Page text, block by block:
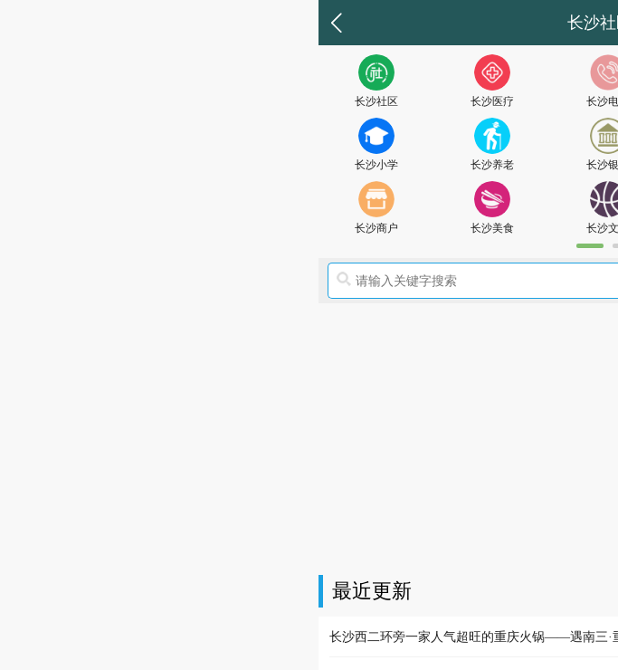
长沙
长沙社区 长沙医疗 长沙
长沙小学 长沙养老 长沙
长沙商户 长沙美食 长沙
最近更新
长沙西二环旁一家人气超旺的重庆火锅——遇南三·